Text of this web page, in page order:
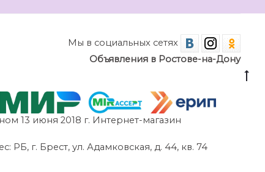
Мы в социальных сетях
Объявления в Ростове-на-Дону
13 июня 2018 г. Интернет-магазин
РБ, г. Брест, ул. Адамковская, д. 44, кв. 74